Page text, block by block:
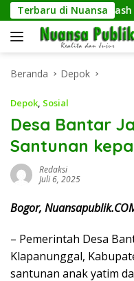
Langsung
ke
konten
Terbaru di Nuansa
Netrash
Beranda Depok
Depok, Sosial
Desa Bantar
Santunan
Redaksi
Juli 6, 2025
Bogor,
– Pemerintah Desa
Klapanunggal,
santunan anak yatim